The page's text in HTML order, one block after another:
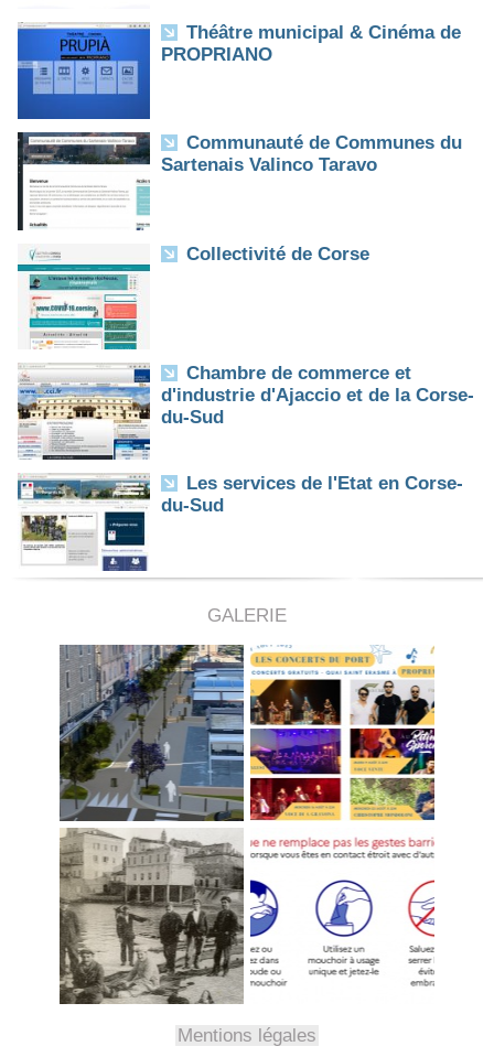
Théâtre municipal & Cinéma de
PROPRIANO
Communauté de Communes du
Sartenais Valinco Taravo
Collectivité de Corse
Chambre de commerce et
d'industrie d'Ajaccio et de la Corse-
du-Sud
Les services de l'Etat en Corse-
du-Sud
GALERIE
Mentions légales